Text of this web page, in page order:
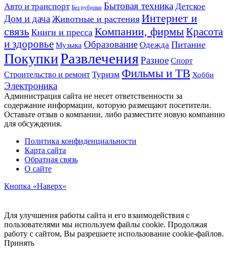
Авто и транспорт Без рубрики Бытовая техника Детское
Дом и дача Животные и растения Интернет и
связь Книги и пресса Компании, фирмыКрасота
и здоровье Музыка Образование Одежда Питание
ПокупкиРазвлеченияРазное Спорт
Строительство и ремонт Туризм Фильмы и ТВ Хобби
Электроника
Администрация сайта не несет ответственности за
содержание информации, которую размещают посетители.
Оставьте отзыв о компании, либо разместите новую компанию
для обсуждения.
Политика конфиденциальности
Карта сайта
Обратная связь
О сайте
Кнопка «Наверх»
Для улучшения работы сайта и его взаимодействия с
пользователями мы используем файлы cookie. Продолжая
работу с сайтом, Вы разрешаете использование cookie-файлов.
Принять